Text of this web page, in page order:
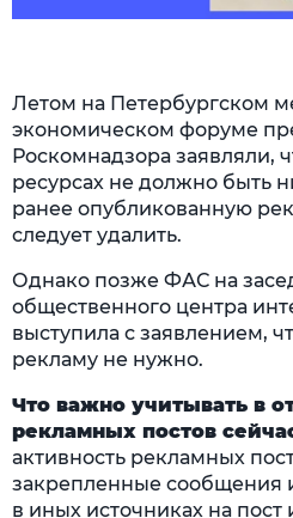
Летом на Петербургском
экономическом форуме
Роскомнадзора заявляли,
ресурсах не должно быть
ранее опубликованную
следует удалить.
Однако позже ФАС на
общественного центра
выступила с заявлением,
рекламу не нужно.
Что важно учитывать в
рекламных постов
активность рекламных
закрепленные сообщения
в иных источниках на